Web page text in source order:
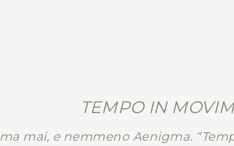
TEMPO IN
mai, e nemmeno Aenigma.